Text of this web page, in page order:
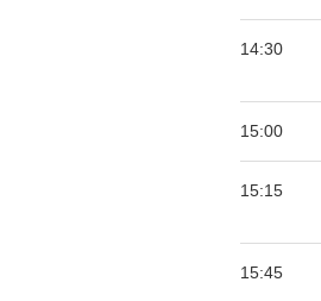
14:30
15:00
15:15
15:45